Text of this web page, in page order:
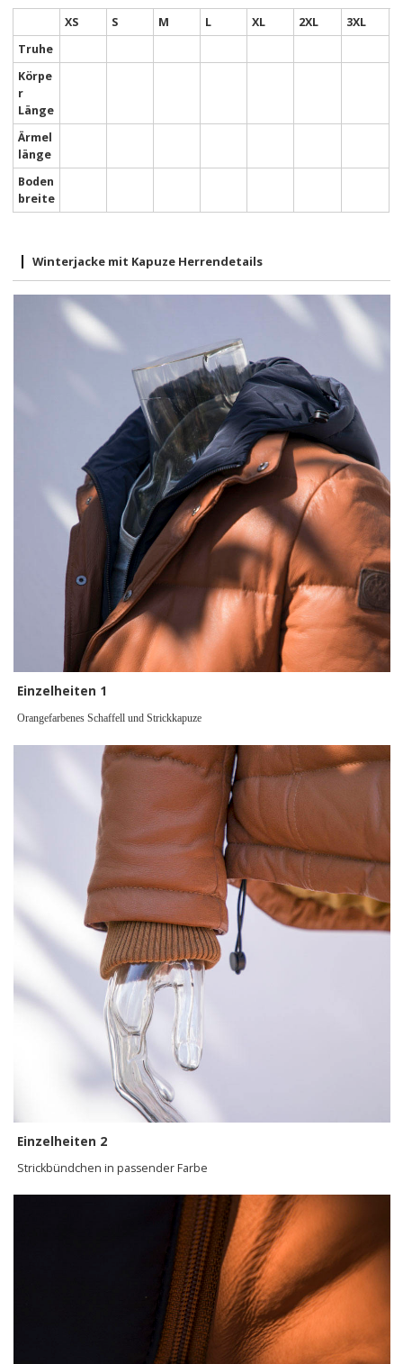
XS S M L XL 2XL
3XL
Truhe
Körpe
r
Länge
Ärmel
länge
Boden
breite
Winterjacke mit Kapuze Herrendetails
Einzelheiten 1
Orangefarbenes Schaffell und Strickkapuze
Einzelheiten 2
Strickbündchen in passender Farbe